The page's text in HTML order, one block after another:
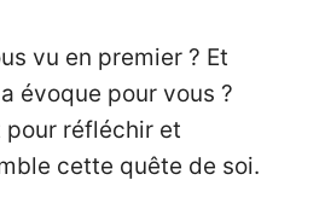
vu en premier ? Et
évoque pour vous ?
pour réfléchir et
cette quête de soi.